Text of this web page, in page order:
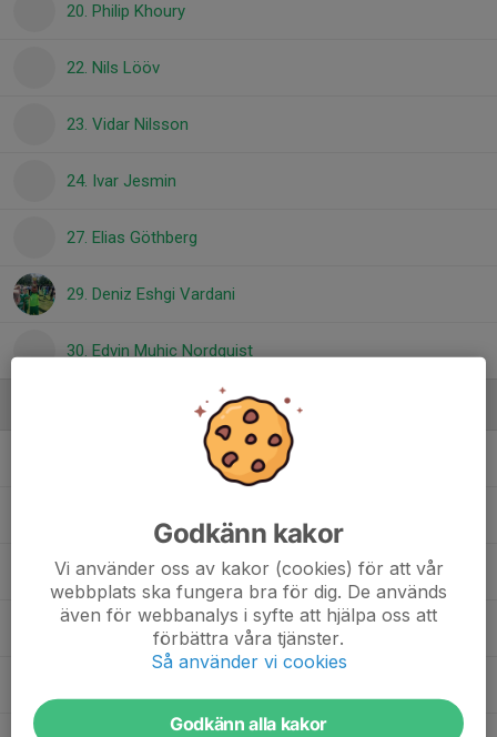
20. Philip Khoury
22. Nils Lööv
23. Vidar Nilsson
24. Ivar Jesmin
27. Elias Göthberg
29. Deniz Eshgi Vardani
30. Edvin Muhic Nordquist
Christer Gustafsson Tränare
Manfred CoranderHuvudtränare
Olof LöövHuvudtränare
Godkänn kakor
Vi använder oss av kakor (cookies) för att vår
webbplats ska fungera bra för dig. De används
även för webbanalys i syfte att hjälpa oss att
förbättra våra tjänster.
Så använder vi cookies
Godkänn alla kakor